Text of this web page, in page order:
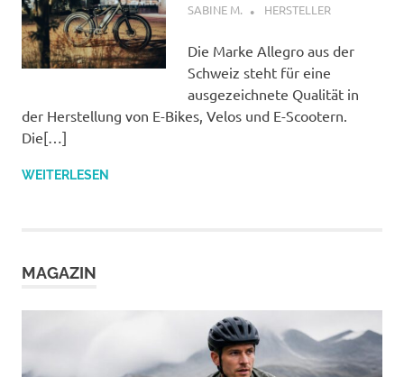
OKTOBER 7, 2022
SABINE M. HERSTELLER
Die Marke Allegro aus der
Schweiz steht für eine
ausgezeichnete Qualität in
der Herstellung von E-Bikes, Velos und E-Scootern.
Die[…]
WEITERLESEN
MAGAZIN